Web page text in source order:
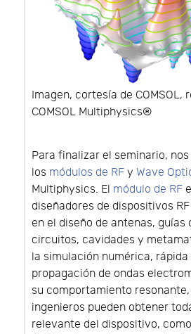
Imagen, cortesía de COMSOL,
COMSOL Multiphysics®
Para finalizar el seminario,
los módulos de RF y Wave
Multiphysics. El módulo de RF
diseñadores de dispositivos
en el diseño de antenas, guías
circuitos, cavidades y
la simulación numérica,
propagación de ondas
su comportamiento
ingenieros pueden obtener
relevante del dispositivo,